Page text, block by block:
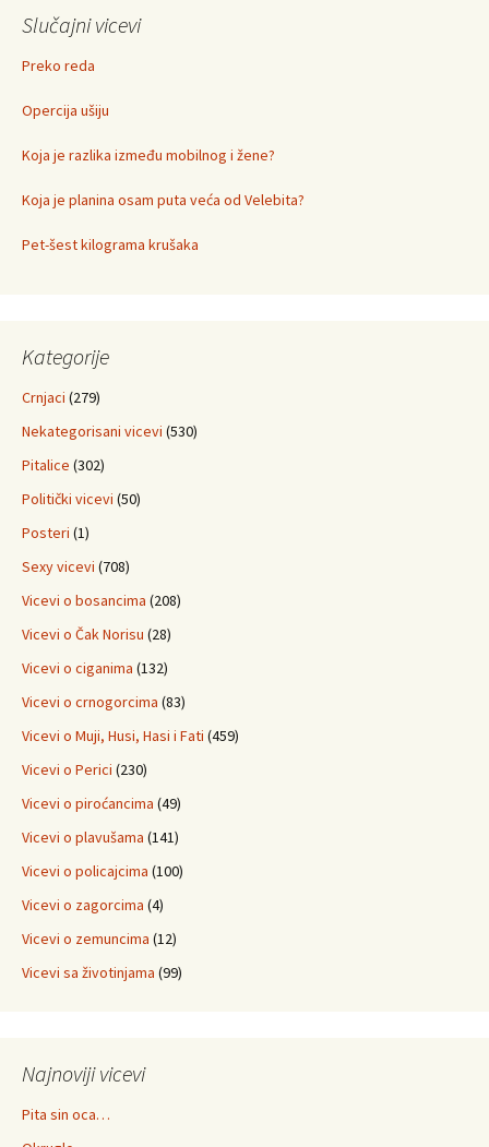
Slučajni vicevi
Preko reda
Opercija ušiju
Koja je razlika između mobilnog i žene?
Koja je planina osam puta veća od Velebita?
Pet-šest kilograma krušaka
Kategorije
Crnjaci (279)
Nekategorisani vicevi (530)
Pitalice (302)
Politički vicevi (50)
Posteri (1)
Sexy vicevi (708)
Vicevi o bosancima (208)
Vicevi o Čak Norisu (28)
Vicevi o ciganima (132)
Vicevi o crnogorcima (83)
Vicevi o Muji, Husi, Hasi i Fati (459)
Vicevi o Perici (230)
Vicevi o piroćancima (49)
Vicevi o plavušama (141)
Vicevi o policajcima (100)
Vicevi o zagorcima (4)
Vicevi o zemuncima (12)
Vicevi sa životinjama (99)
Najnoviji vicevi
Pita sin oca…